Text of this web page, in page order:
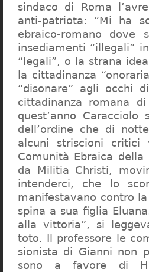
sindaco di Roma
anti-patriota: “Mi ha
ebraico-romano dove
insediamenti “illegali”
“legali”, o la strana
la cittadinanza
“disonare” agli occhi
cittadinanza romana
quest’anno
dell’ordine che di
alcuni striscioni
Comunità Ebraica
da Militia Christi,
intenderci, che lo
manifestavano contro
spina a sua figlia
alla vittoria”, si
toto. Il professore le
sionista di Gianni non
sono a favore di